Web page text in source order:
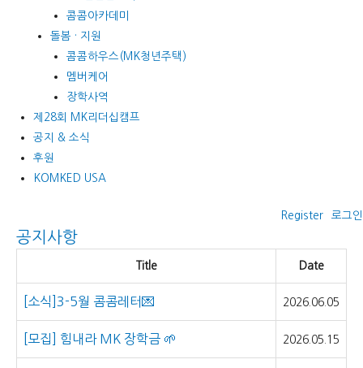
콤콤아카데미
돌봄 · 지원
콤콤하우스(MK청년주택)
멤버케어
장학사역
제28회 MK리더십캠프
공지 & 소식
후원
KOMKED USA
Register 로그인
공지사항
Title Date
[소식]3-5월 콤콤레터💌 2026.06.05
[모집] 힘내라 MK 장학금 🌱 2026.05.15